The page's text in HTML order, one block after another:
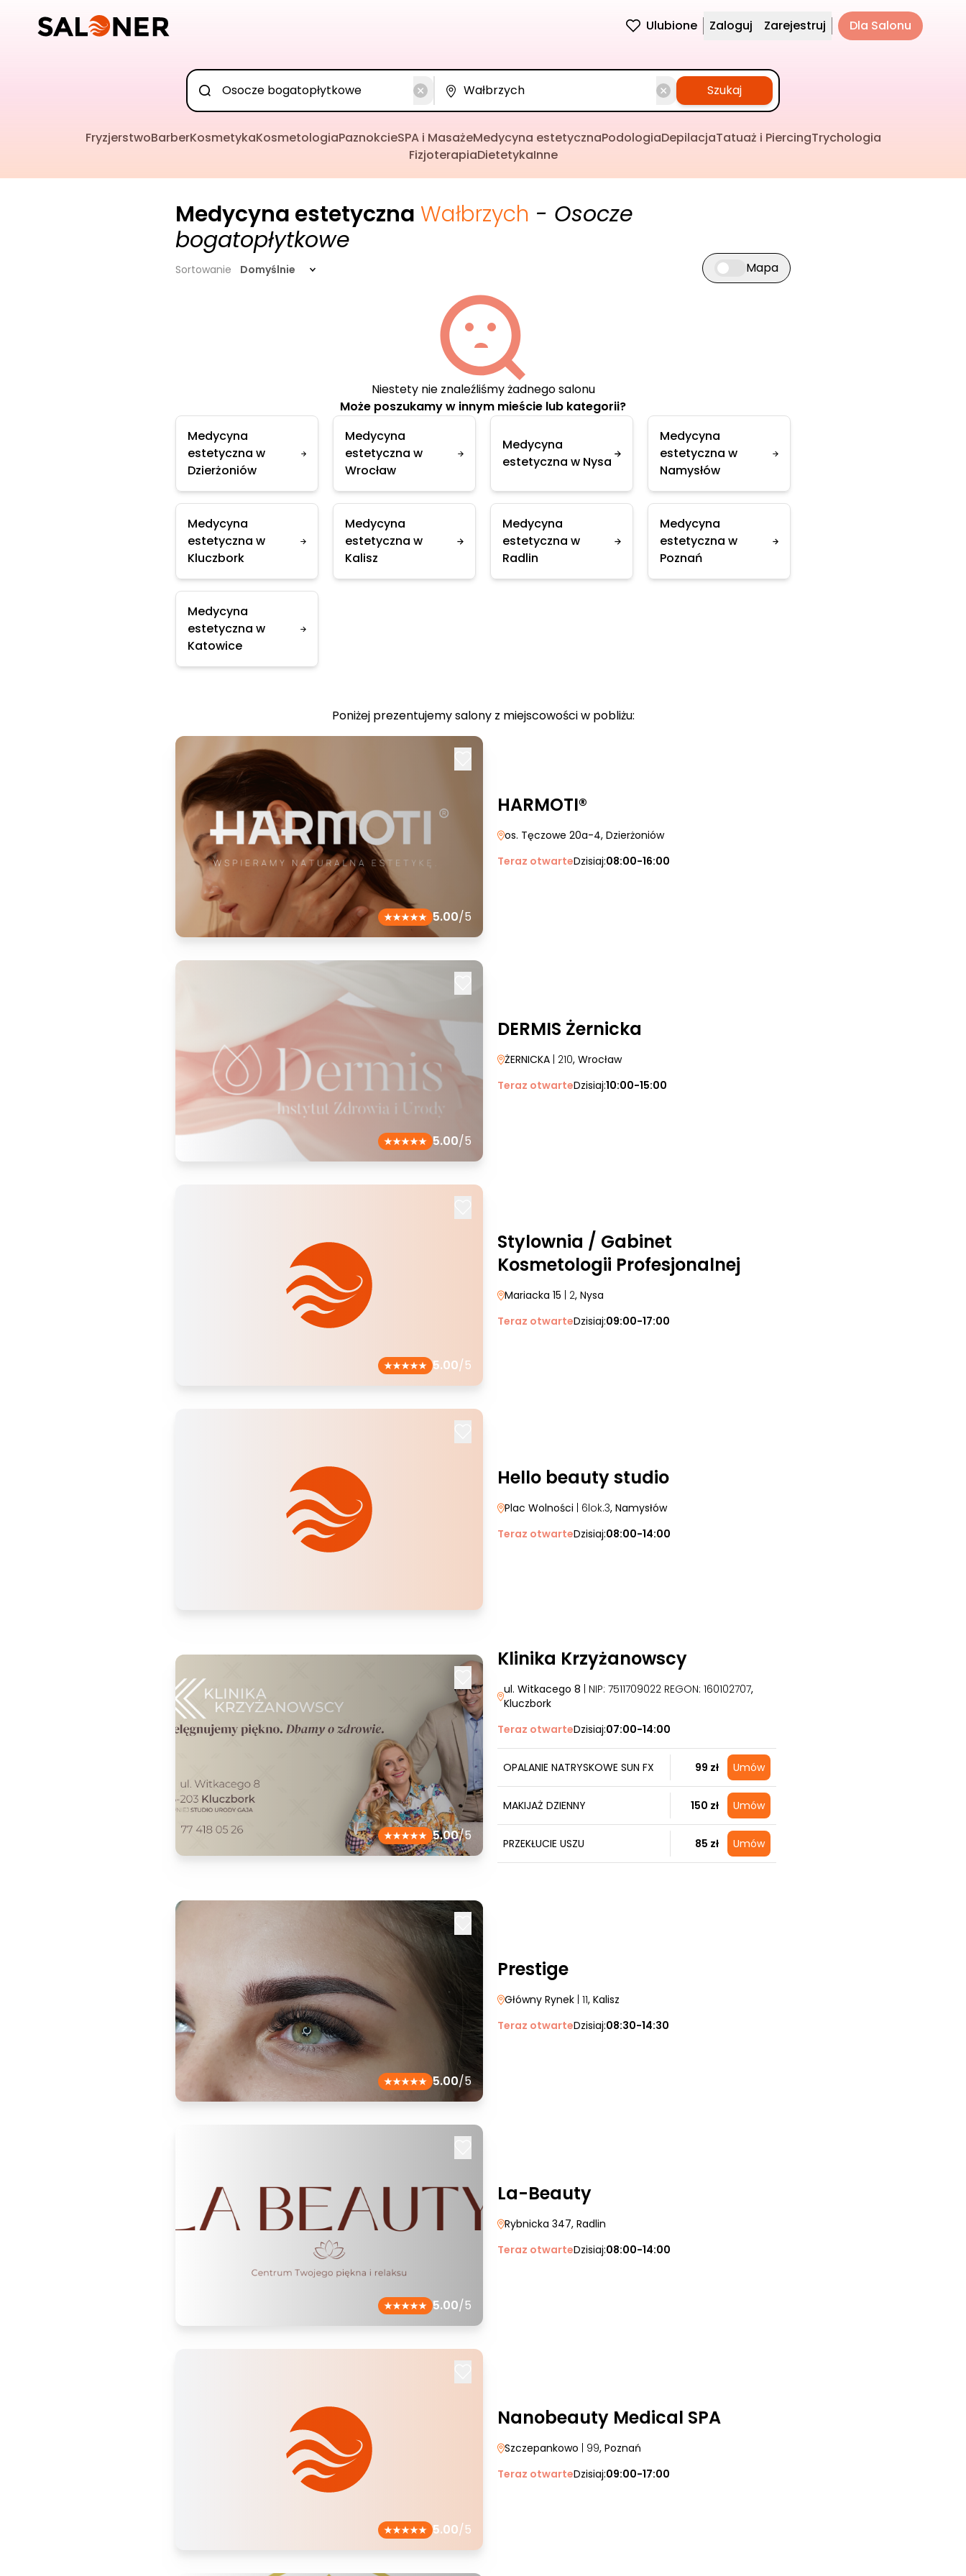
Ulubione Zaloguj Zarejestruj Dla Salonu
Szukaj
FryzjerstwoBarberKosmetykaKosmetologiaPaznokcieSPA i MasażeMedycyna estetycznaPodologiaDepilacjaTatuaż i PiercingTrychologia
FizjoterapiaDietetykaInne
Medycyna estetyczna Wałbrzych - Osocze
bogatopłytkowe
Sortowanie Domyślnie Przełącz widok mapy
Mapa
Niestety nie znaleźliśmy żadnego salonu
Może poszukamy w innym mieście lub kategorii?
Medycyna
estetyczna w
Dzierżoniów
Medycyna
estetyczna w
Wrocław
Medycyna
estetyczna w Nysa
Medycyna
estetyczna w
Namysłów
Medycyna
estetyczna w
Kluczbork
Medycyna
estetyczna w
Kalisz
Medycyna
estetyczna w
Radlin
Medycyna
estetyczna w
Poznań
Medycyna
estetyczna w
Katowice
Poniżej prezentujemy salony z miejscowości w pobliżu:
5.00/5
HARMOTI®
os. Tęczowe 20a-4, Dzierżoniów
Teraz otwarteDzisiaj:08:00-16:00
5.00/5
DERMIS Żernicka
ŻERNICKA | 210, Wrocław
Teraz otwarteDzisiaj:10:00-15:00
5.00/5
Stylownia / Gabinet
Kosmetologii Profesjonalnej
Mariacka 15 | 2, Nysa
Teraz otwarteDzisiaj:09:00-17:00
Hello beauty studio
Plac Wolności | 6lok.3, Namysłów
Teraz otwarteDzisiaj:08:00-14:00
5.00/5
Klinika Krzyżanowscy
ul. Witkacego 8 | NIP: 7511709022 REGON: 160102707,
Kluczbork
Teraz otwarteDzisiaj:07:00-14:00
OPALANIE NATRYSKOWE SUN FX 99 zł Umów
MAKIJAŻ DZIENNY 150 zł Umów
PRZEKŁUCIE USZU 85 zł Umów
5.00/5
Prestige
Główny Rynek | 11, Kalisz
Teraz otwarteDzisiaj:08:30-14:30
5.00/5
La-Beauty
Rybnicka 347, Radlin
Teraz otwarteDzisiaj:08:00-14:00
5.00/5
Nanobeauty Medical SPA
Szczepankowo | 99, Poznań
Teraz otwarteDzisiaj:09:00-17:00